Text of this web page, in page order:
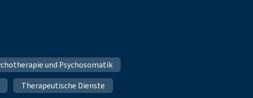
und Psychosomatik
Therapeutische Dienste